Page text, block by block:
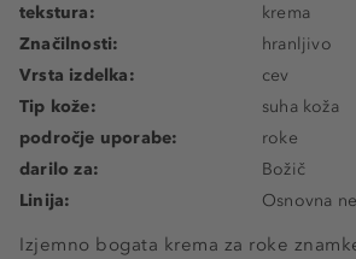
Izjemno bogata krema za roke
tekstura:
krema
Značilnosti:
hranljivo
Vrsta izdelka:
cev
Tip kože:
suha koža
področje uporabe:
roke
darilo za:
Božič
Linija:
Osnovna